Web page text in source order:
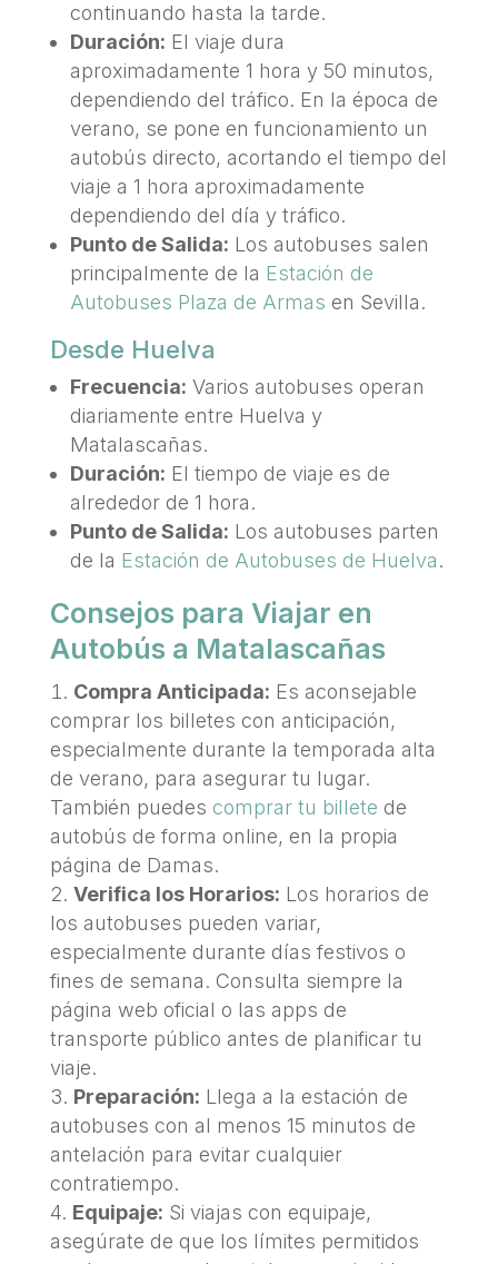
continuando hasta la tarde.
Duración: El viaje dura
aproximadamente 1 hora y 50 minutos,
dependiendo del tráfico. En la época de
verano, se pone en funcionamiento un
autobús directo, acortando el tiempo del
viaje a 1 hora aproximadamente
dependiendo del día y tráfico.
Punto de Salida: Los autobuses salen
principalmente de la Estación de
Autobuses Plaza de Armas en Sevilla.
Desde Huelva
Frecuencia: Varios autobuses operan
diariamente entre Huelva y
Matalascañas.
Duración: El tiempo de viaje es de
alrededor de 1 hora.
Punto de Salida: Los autobuses parten
de la Estación de Autobuses de Huelva.
Consejos para Viajar en
Autobús a Matalascañas
Compra Anticipada: Es aconsejable
comprar los billetes con anticipación,
especialmente durante la temporada alta
de verano, para asegurar tu lugar.
También puedes comprar tu billete de
autobús de forma online, en la propia
página de Damas.
Verifica los Horarios: Los horarios de
los autobuses pueden variar,
especialmente durante días festivos o
fines de semana. Consulta siempre la
página web oficial o las apps de
transporte público antes de planificar tu
viaje.
Preparación: Llega a la estación de
autobuses con al menos 15 minutos de
antelación para evitar cualquier
contratiempo.
Equipaje: Si viajas con equipaje,
asegúrate de que los límites permitidos